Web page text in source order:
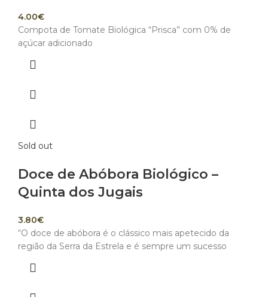
4.00€
Compota de Tomate Biológica “Prisca” com 0% de
açúcar adicionado
Sold out
Doce de Abóbora Biológico –
Quinta dos Jugais
3.80€
“O doce de abóbora é o clássico mais apetecido da
região da Serra da Estrela e é sempre um sucesso